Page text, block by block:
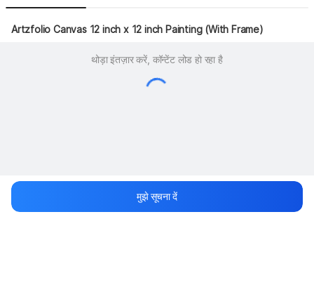
Artzfolio Canvas 12 inch x 12 inch Painting (With Frame)
थोड़ा इंतज़ार करें, कॉन्टेंट लोड हो रहा है
मुझे सूचना दें